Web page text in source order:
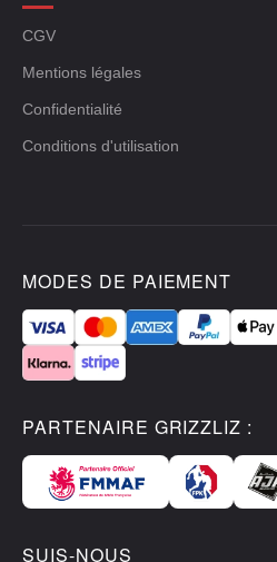
CGV
Mentions légales
Confidentialité
Conditions d'utilisation
MODES DE PAIEMENT
PARTENAIRE GRIZZLIZ :
SUIS-NOUS